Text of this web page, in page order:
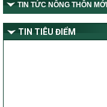
TIN TỨC NÔNG THÔN MỚI
TIN TIÊU ĐIỂM